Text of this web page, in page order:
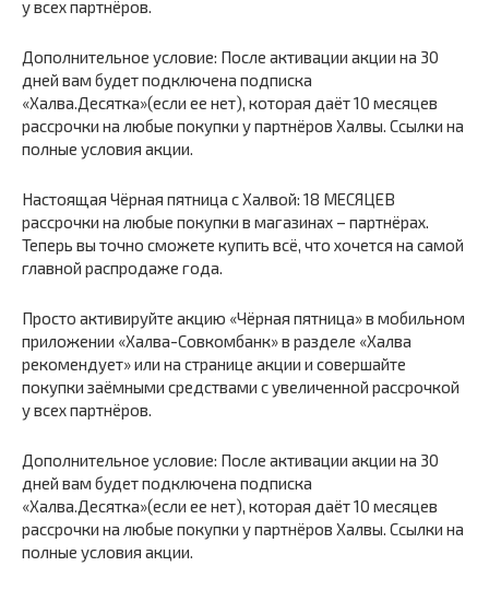
у всех партнёров.
Дополнительное условие: После активации акции на 30
дней вам будет подключена подписка
«Халва.Десятка»(если ее нет), которая даёт 10 месяцев
рассрочки на любые покупки у партнёров Халвы. Ссылки на
полные условия акции.
Настоящая Чёрная пятница с Халвой: 18 МЕСЯЦЕВ
рассрочки на любые покупки в магазинах – партнёрах.
Теперь вы точно сможете купить всё, что хочется на самой
главной распродаже года.
Просто активируйте акцию «Чёрная пятница» в мобильном
приложении «Халва-Совкомбанк» в разделе «Халва
рекомендует» или на странице акции и совершайте
покупки заёмными средствами с увеличенной рассрочкой
у всех партнёров.
Дополнительное условие: После активации акции на 30
дней вам будет подключена подписка
«Халва.Десятка»(если ее нет), которая даёт 10 месяцев
рассрочки на любые покупки у партнёров Халвы. Ссылки на
полные условия акции.